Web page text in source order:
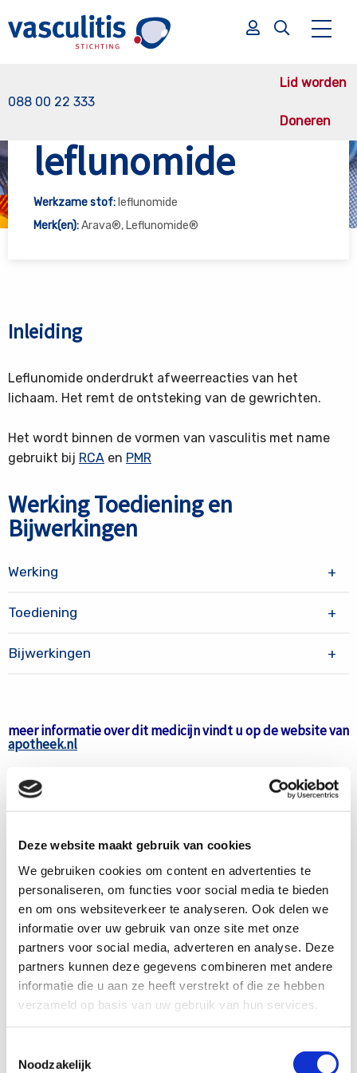
Deze website maakt gebruik van cookies
We gebruiken cookies om content en advertenties te
personaliseren, om functies voor social media te bieden
en om ons websiteverkeer te analyseren. Ook delen we
informatie over uw gebruik van onze site met onze
partners voor social media, adverteren en analyse. Deze
partners kunnen deze gegevens combineren met andere
informatie die u aan ze heeft verstrekt of die ze hebben
verzameld op basis van uw gebruik van hun services.
Noodzakelijk
088 00 22 333
Lid worden
Doneren
Zoek
Zoek
leflunomide
Werkzame stof: leflunomide
Merk(en):Arava®, Leflunomide®
Inleiding
Leflunomide onderdrukt afweerreacties van het
lichaam. Het remt de ontsteking van de gewrichten.
Het wordt binnen de vormen van vasculitis met name
gebruikt bij RCA en PMR
Werking Toediening en
Bijwerkingen
Werking
Toediening
Bijwerkingen
meer informatie over dit medicijn vindt u op de website van
apotheek.nl
Word ook contribuant
Samen kunnen we zoveel meer bereiken.